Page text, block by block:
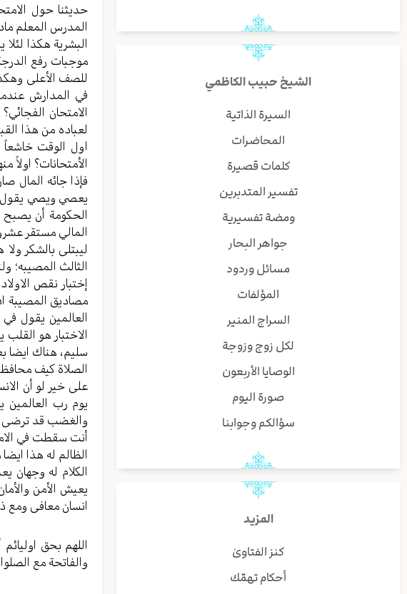
الشيخ حبيب الكاظمي
السيرة الذاتية
المحاضرات
كلمات قصيرة
تفسير المتدبرين
ومضة تفسيرية
جواهر البحار
مسائل وردود
المؤلفات
السراج المنير
لكل زوج وزوجة
الوصايا الأربعون
صورة اليوم
سؤالكم وجوابنا
المزيد
كنز الفتاوىٰ
أحكام تهمّك
حدیثنا حول
المدرس المعلم
البشریة هکذا
موجبات رفع
للصف الأعلی
في المدارش
الامتحان
لعباده من هذا
اول الوقت خاشعاً
الأمتحانات؟ اولاً
فإذا جائه المال
یعصي ویصي یقول
الحکومة أن یصبح
المالي مستقر
لیبتلی بالشکر
الثالث المصیبه؛
إختبار نقص
مصادیق المصیبة
العالمین یقول
الاختبار هو
سلیم، هناك ایضا
الصلاة کیف
علی خیر لو أن
یوم رب العالمین
والغضب قد ترضی
أنت سقطت في
الظالم له هذا
الکلام له وجهان
یعیش الأمن
انسان معافی ومع
اللهم بحق
والفاتحة مع